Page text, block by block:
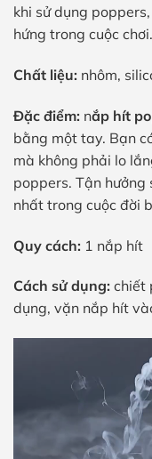
khi sử dụng
hứng trong cuộc chơi.
Chất liệu: nhôm,
Đặc điểm: nắp hít
bằng một tay. Bạn
mà không phải lo
poppers. Tận hưởng
nhất trong cuộc đời
Quy cách: 1 nắp hít
Cách sử dụng: chiết
dụng, vặn nắp hít